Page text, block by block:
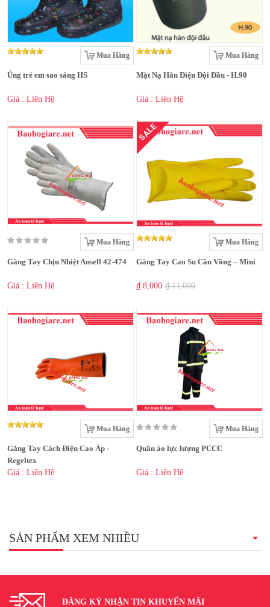
Mua Hàng
Ủng trẻ em sao sáng HS
Giá : Liên Hệ
Mua Hàng
Mặt Nạ Hàn Điện Đội Đầu - H.90
Giá : Liên Hệ
Mua Hàng
Găng Tay Chịu Nhiệt Ansell 42-474
Giá : Liên Hệ
SALE
Mua Hàng
Găng Tay Cao Su Cầu Vồng – Mini
₫ 8,000 ₫ 11,000
Mua Hàng
Găng Tay Cách Điện Cao Áp -
Regeltex
Giá : Liên Hệ
Mua Hàng
Quần áo lực lượng PCCC
Giá : Liên Hệ
SẢN PHẨM XEM NHIỀU
ĐĂNG KÝ NHẬN TIN KHUYẾN MÃI